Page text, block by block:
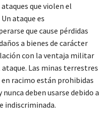
que violen el
ataque es
que cause pérdidas
a bienes de carácter
con la ventaja militar
Las minas terrestres
racimo están prohibidas
deben usarse debido a
indiscriminada.